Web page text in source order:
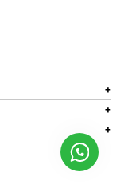
+
+
+